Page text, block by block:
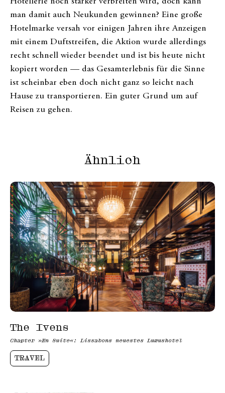
man damit auch Neukunden gewinnen? Eine große
Hotelmarke versah vor einigen Jahren ihre Anzeigen
mit einem Duftstreifen, die Aktion wurde allerdings
recht schnell wieder beendet und ist bis heute nicht
kopiert worden — das Gesamterlebnis für die Sinne
ist scheinbar eben doch nicht ganz so leicht nach
Hause zu transportieren. Ein guter Grund um auf
Reisen zu gehen.
Ähnlich
The Ivens
Chapter »En Suite«: Lissabons neuestes Luxushotel
TRAVEL